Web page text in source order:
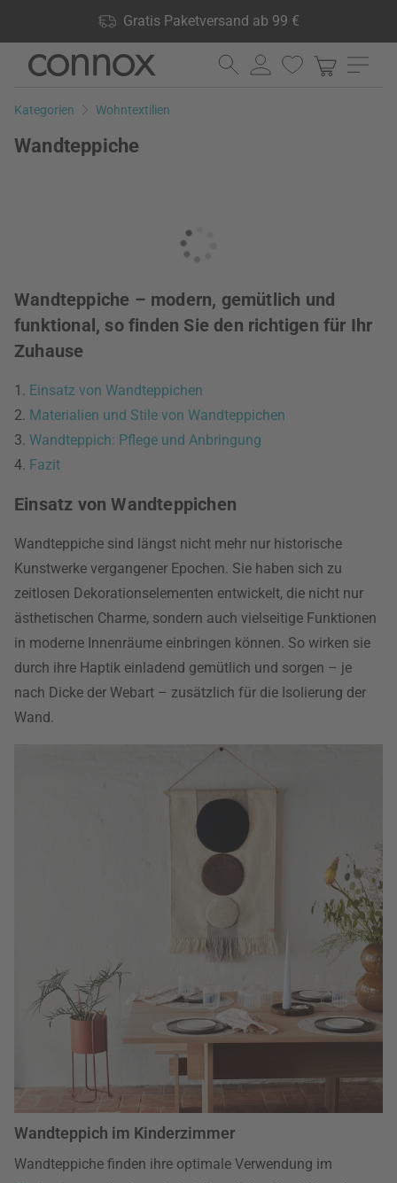
Gratis Paketversand ab 99 €
lagernd, 60 Tage Rückgaberecht
Direkt
Seiteninhalt
Direkt
Suchfeld
Kategorien Wohntextilien
Wandteppiche
Wandteppiche – modern, gemütlich und
funktional, so finden Sie den richtigen für Ihr
Zuhause
1. Einsatz von Wandteppichen
2. Materialien und Stile von Wandteppichen
3. Wandteppich: Pflege und Anbringung
4. Fazit
Einsatz von Wandteppichen
Wandteppiche sind längst nicht mehr nur historische
Kunstwerke vergangener Epochen. Sie haben sich zu
zeitlosen Dekorationselementen entwickelt, die nicht nur
ästhetischen Charme, sondern auch vielseitige Funktionen
in moderne Innenräume einbringen können. So wirken sie
durch ihre Haptik einladend gemütlich und sorgen – je
nach Dicke der Webart – zusätzlich für die Isolierung der
Wand.
Wandteppich im Kinderzimmer
Wandteppiche finden ihre optimale Verwendung im